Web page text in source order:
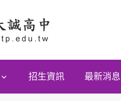
招生資訊 最新消息